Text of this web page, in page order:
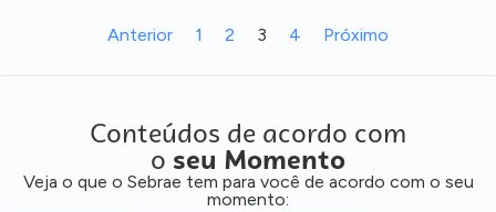
Anterior 1 2 3 4 Próximo
Conteúdos de acordo com
o seu Momento
Veja o que o Sebrae tem para você de acordo com o seu
momento: